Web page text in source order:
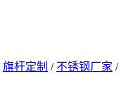
旗杆定制 / 不锈钢厂家 /